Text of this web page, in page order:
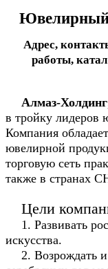
Ювелирный
Адрес,
работы,
Алмаз-Холдинг
в тройку лидеров
Компания
ювелирной
торговую сеть
также в странах
Цели
1. Развивать
искусства.
2. Возрождать и